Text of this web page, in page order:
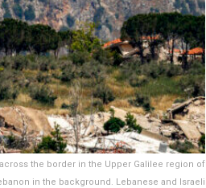
the border in the Upper Galilee region of
in the background. Lebanese and Israeli